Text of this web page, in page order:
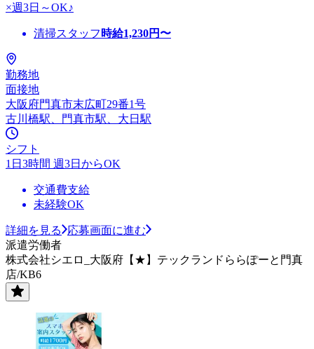
×週3日～OK♪
清掃スタッフ 時給1,230円〜
勤務地
面接地
大阪府門真市末広町29番1号
古川橋駅、門真市駅、大日駅
シフト
1日3時間 週3日からOK
交通費支給
未経験OK
詳細を見る
応募画面に進む
派遣労働者
株式会社シエロ_大阪府【★】テックランドららぽーと門真
店/KB6